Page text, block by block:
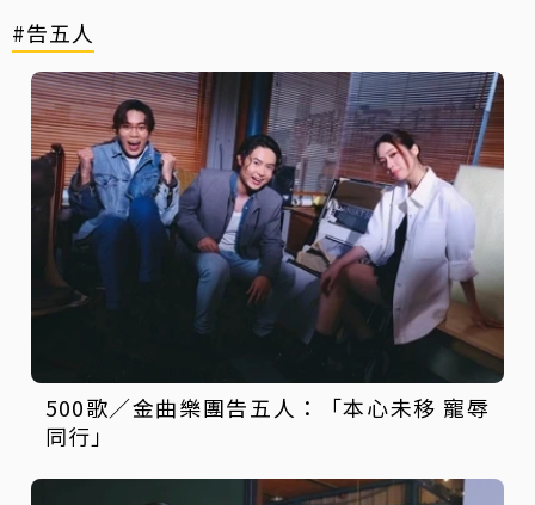
#告五人
500歌／金曲樂團告五人：「本心未移 寵辱
同行」